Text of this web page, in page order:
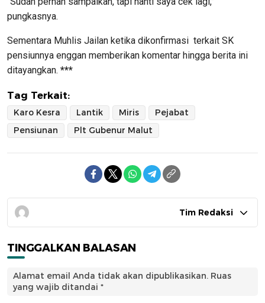
pungkasnya.
Sementara Muhlis Jailan ketika dikonfirmasi terkait SK
pensiunnya enggan memberikan komentar hingga berita ini
ditayangkan. ***
Tag Terkait:
Karo Kesra Lantik Miris
Pejabat
Pensiunan
Plt Gubenur Malut
Tim Redaksi
TINGGALKAN BALASAN
Alamat email Anda tidak akan dipublikasikan. Ruas
yang wajib ditandai *